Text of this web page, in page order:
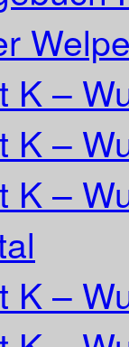
K –
K –
K –
K –